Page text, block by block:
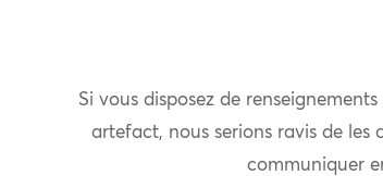
Si vous disposez de
artefact, nous serions ravis de les
communiquer